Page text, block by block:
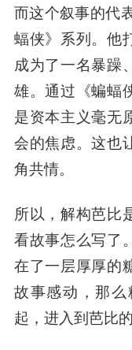
而这个叙事的代
蝠侠》系列。他
成为了一名暴躁
雄。通过《蝙蝠
是资本主义毫无
会的焦虑。这也
角共情。
所以，解构芭比
看故事怎么写了
在了一层厚厚的
故事感动，那
起，进入到芭比